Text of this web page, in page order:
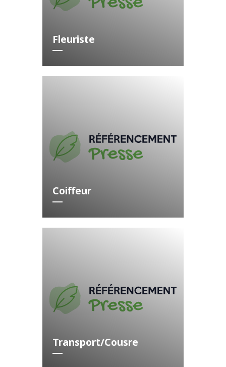
Fleuriste
Coiffeur
Transport/Cousre